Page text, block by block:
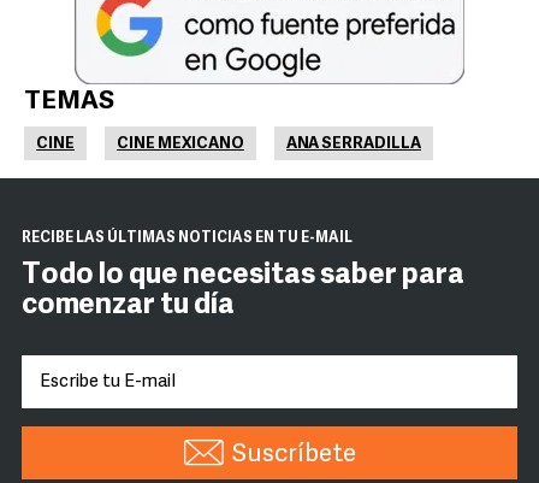
TEMAS
CINE CINE MEXICANO ANA SERRADILLA
RECIBE LAS ÚLTIMAS NOTICIAS EN TU E-MAIL
Todo lo que necesitas saber para
comenzar tu día
Suscríbete